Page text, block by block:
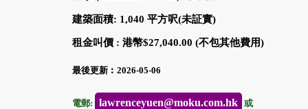
建築面積: 1,040 平方呎(未証實)
租金叫價 : 港幣$27,040.00 (不包其他費用)
最後更新︰2026-05-06
電郵: lawrenceyuen@moku.com.hk 或